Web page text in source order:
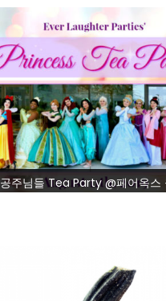
공주님들 Tea Party @페어옥스